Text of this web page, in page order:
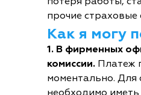
прочие страховые
Как я могу
1. В фирменных
комиссии. Платеж
моментально. Для